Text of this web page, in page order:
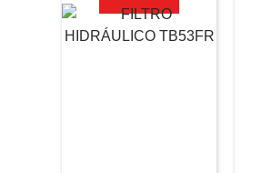
original
era:
actual
es: